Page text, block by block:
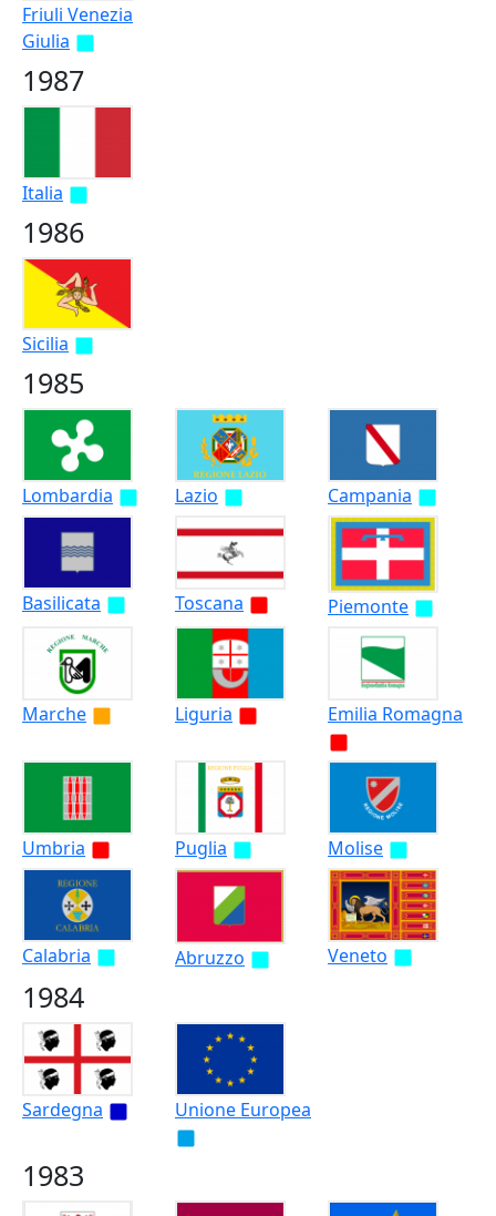
Friuli Venezia
Giulia
1987
Italia
1986
Sicilia
1985
Lombardia Lazio Campania
Basilicata Toscana Piemonte
Marche Liguria Emilia Romagna
Umbria Puglia Molise
Calabria Abruzzo Veneto
1984
Sardegna Unione Europea
1983